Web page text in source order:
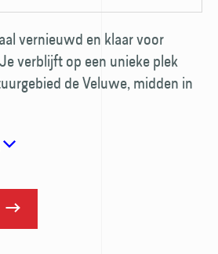
vernieuwd en klaar voor
verblijft op een unieke plek
de Veluwe, midden in